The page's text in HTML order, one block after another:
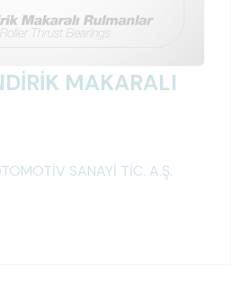
MAKARALI
SANAYİ TİC. A.Ş.